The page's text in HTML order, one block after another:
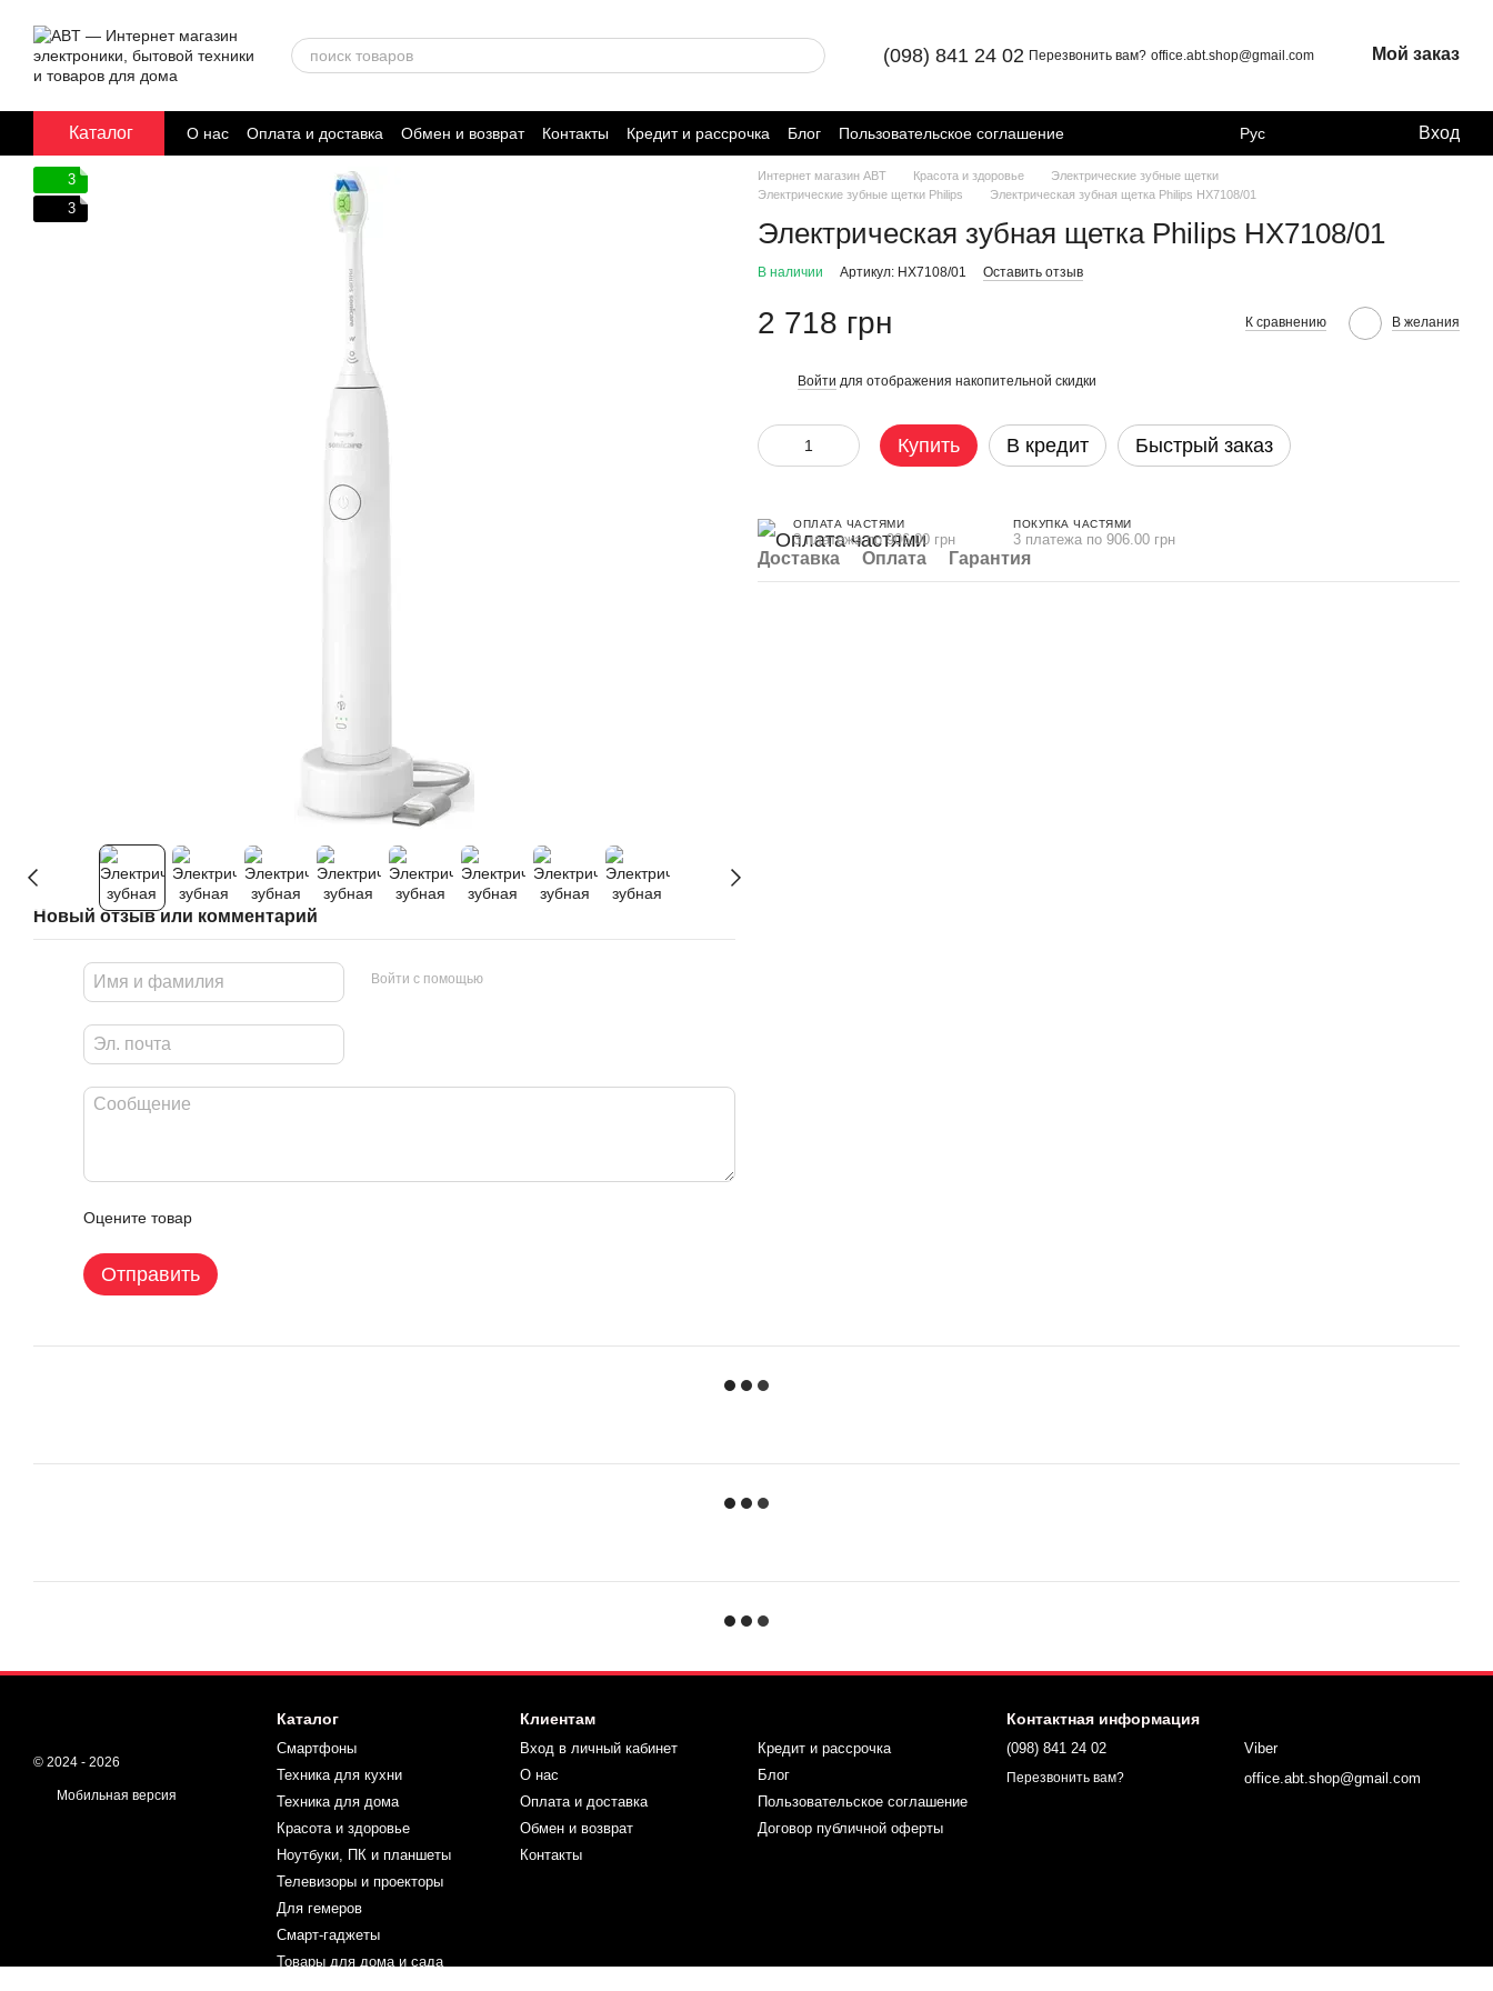
(098) 841 24 02 Перезвонить вам? office.abt.shop@gmail.com Мой заказ
Каталог О нас Оплата и доставка Обмен и возврат Контакты Кредит и рассрочка Блог
Пользовательское соглашение
Договор публичной оферты
Рус Вход
3
3
Новый отзыв или комментарий
Войти с помощью
Оцените товар
Отправить
Интернет магазин ABT Красота и здоровье
Электрические зубные щетки
Электрические зубные щетки Philips
Электрическая зубная щетка Philips HX7108/01
Электрическая зубная щетка Philips HX7108/01
В наличии Артикул: HX7108/01 Оставить отзыв
2 718 грн К сравнению В желания
Войти для отображения накопительной скидки
Купить В кредит Быстрый заказ
ОПЛАТА ЧАСТЯМИ
3 платежа по 906.00 грн
ПОКУПКА ЧАСТЯМИ
3 платежа по 906.00 грн
Доставка Оплата Гарантия
© 2024 - 2026
Мобильная версия
Каталог
Смартфоны
Техника для кухни
Техника для дома
Красота и здоровье
Ноутбуки, ПК и планшеты
Телевизоры и проекторы
Для гемеров
Смарт-гаджеты
Товары для дома и сада
Клиентам
Вход в личный кабинет
О нас
Оплата и доставка
Обмен и возврат
Контакты
Кредит и рассрочка
Блог
Пользовательское соглашение
Договор публичной оферты
Контактная информация
(098) 841 24 02
Перезвонить вам?
Viber
office.abt.shop@gmail.com